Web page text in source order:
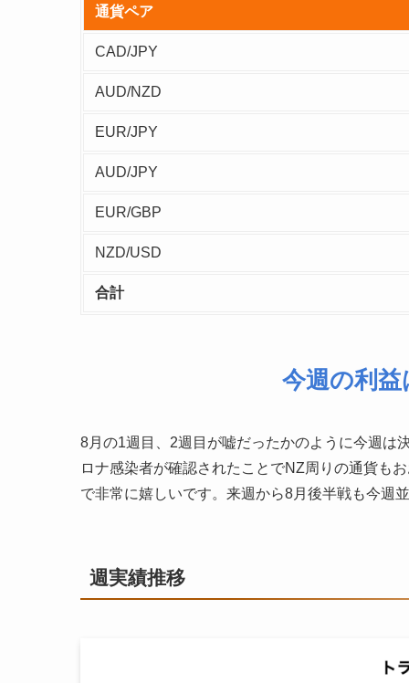
通貨ペア
CAD/JPY
AUD/NZD
EUR/JPY
AUD/JPY
EUR/GBP
NZD/USD
合計
今週の利益
8月の1週目、2週目が嘘だったかのように今週は
ロナ感染者が確認されたことでNZ周りの通貨も
で非常に嬉しいです。来週から8月後半戦も今週
週実績推移